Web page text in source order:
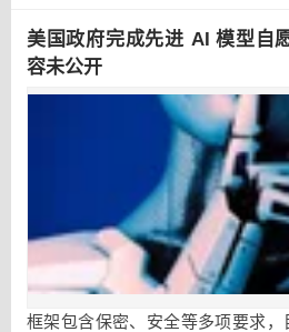
美国政府完成先进 AI 模型自
容未公开
框架包含保密、安全等多项要求